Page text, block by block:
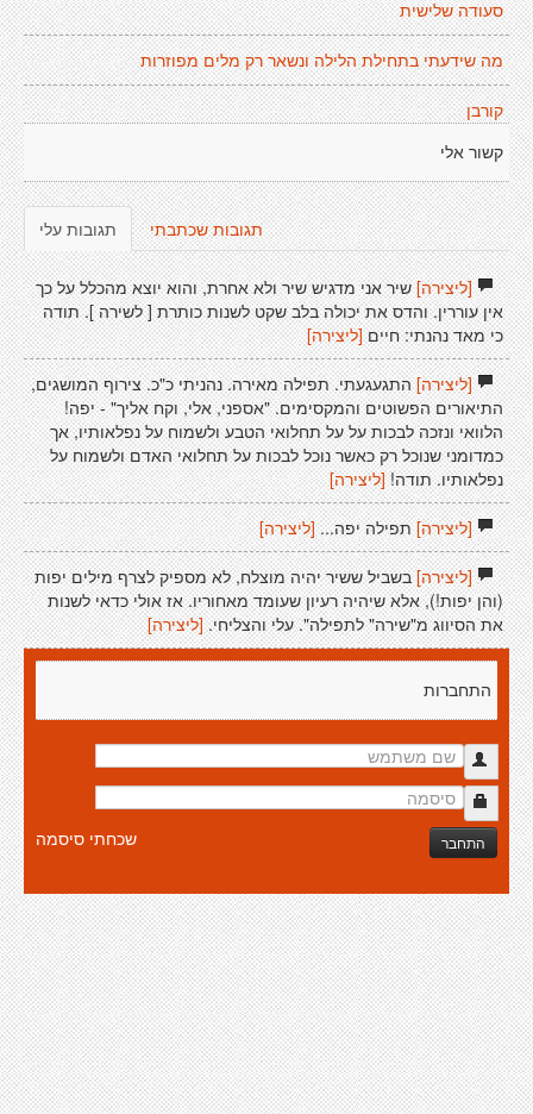
סעודה שלישית
מה שידעתי בתחילת הלילה ונשאר רק מלים מפוזרות
קורבן
קשור אלי
תגובות עלי תגובות שכתבתי
[ליצירה]שיר אני מדגיש שיר ולא אחרת, והוא יוצא מהכלל על כך
אין עוררין. והדס את יכולה בלב שקט לשנות כותרת [ לשירה ]. תודה
כי מאד נהנתי: חיים [ליצירה]
[ליצירה]התגעגעתי. תפילה מאירה. נהניתי כ"כ. צירוף המושגים,
התיאורים הפשוטים והמקסימים. "אספני, אלי, וקח אליך" - יפה!
הלוואי ונזכה לבכות על על תחלואי הטבע ולשמוח על נפלאותיו, אך
כמדומני שנוכל רק כאשר נוכל לבכות על תחלואי האדם ולשמוח על
נפלאותיו. תודה! [ליצירה]
[ליצירה]תפילה יפה... [ליצירה]
[ליצירה]בשביל ששיר יהיה מוצלח, לא מספיק לצרף מילים יפות
(והן יפות!), אלא שיהיה רעיון שעומד מאחוריו. אז אולי כדאי לשנות
את הסיווג מ"שירה" לתפילה". עלי והצליחי. [ליצירה]
התחברות
התחבר שכחתי סיסמה